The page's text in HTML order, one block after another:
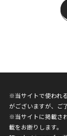
※当サイトで使われ
がございますが、ご
※当サイトに掲載さ
載をお断りします。